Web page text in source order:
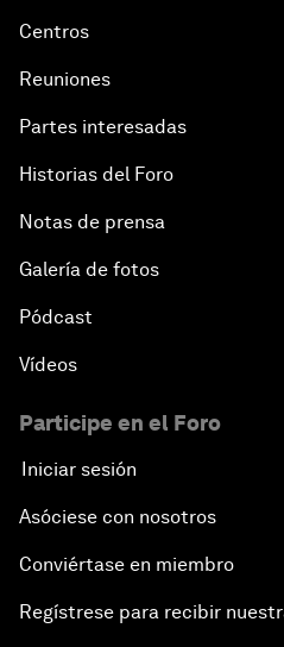
Centros
Reuniones
Partes interesadas
Historias del Foro
Notas de prensa
Galería de fotos
Pódcast
Vídeos
Participe en el Foro
Iniciar sesión
Asóciese con nosotros
Conviértase en miembro
Regístrese para recibir